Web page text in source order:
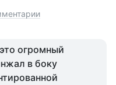
огромный
в боку